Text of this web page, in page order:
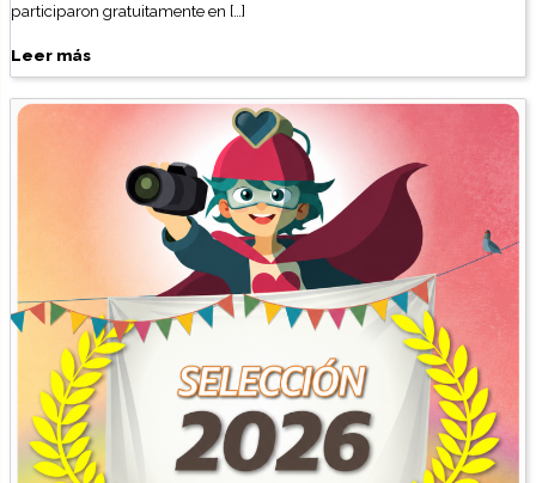
participaron gratuitamente en […]
Leer más